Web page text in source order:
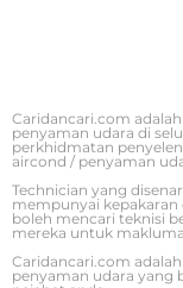
Caridancari.com
penyaman udara di
perkhidmatan
aircond / penyaman
Technician yang
mempunyai kepakaran
boleh mencari teknisi
mereka untuk
Caridancari.com
penyaman udara yang